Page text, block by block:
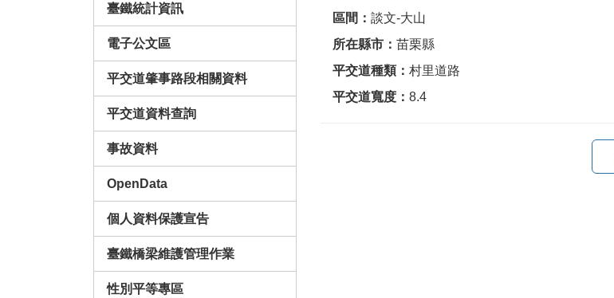
臺鐵統計資訊
電子公文區
平交道肇事路段相關資料
平交道資料查詢
事故資料
OpenData
個人資料保護宣告
臺鐵橋梁維護管理作業
性別平等專區
區間： 談文-大山
所在縣市： 苗栗縣
平交道種類： 村里道路
平交道寬度： 8.4